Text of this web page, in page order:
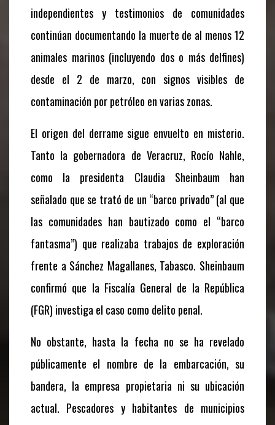
independientes y testimonios de comunidades
continúan documentando la muerte de al menos 12
animales marinos (incluyendo dos o más delfines)
desde el 2 de marzo, con signos visibles de
contaminación por petróleo en varias zonas.
El origen del derrame sigue envuelto en misterio.
Tanto la gobernadora de Veracruz, Rocío Nahle,
como la presidenta Claudia Sheinbaum han
señalado que se trató de un “barco privado” (al que
las comunidades han bautizado como el “barco
fantasma”) que realizaba trabajos de exploración
frente a Sánchez Magallanes, Tabasco. Sheinbaum
confirmó que la Fiscalía General de la República
(FGR) investiga el caso como delito penal.
No obstante, hasta la fecha no se ha revelado
públicamente el nombre de la embarcación, su
bandera, la empresa propietaria ni su ubicación
actual. Pescadores y habitantes de municipios